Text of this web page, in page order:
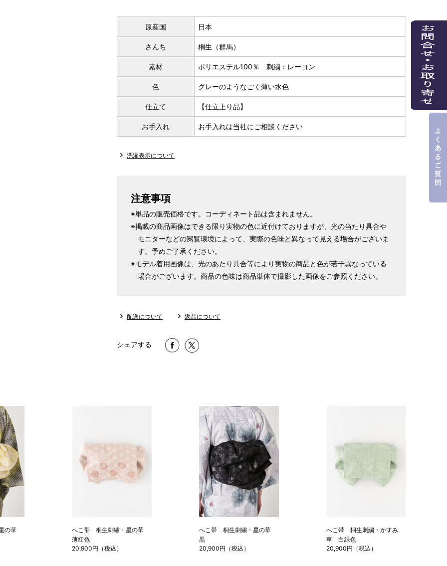
原産国 日本
さんち 桐生（群馬）
素材 ポリエステル100％ 刺繍：レーヨン
色 グレーのようなごく薄い水色
仕立て 【仕立上り品】
お手入れ お手入れは当社にご相談ください
洗濯表示について
注意事項
※単品の販売価格です。コーディネート品は含まれません。
※掲載の商品画像はできる限り実物の色に近付けておりますが、光の当たり具合や
モニターなどの閲覧環境によって、実際の色味と異なって見える場合がございま
す。予めご了承ください。
※モデル着用画像は、光のあたり具合等により実物の商品と色が若干異なっている
場合がございます。商品の色味は商品単体で撮影した画像をご参照ください。
配送について 返品について
シェアする
の華
へこ帯 桐生刺繍・星の華
薄紅色
20,900円（税込）
へこ帯 桐生刺繍・星の華
黒
20,900円（税込）
へこ帯 桐生刺繍・かすみ
草 白緑色
20,900円（税込）